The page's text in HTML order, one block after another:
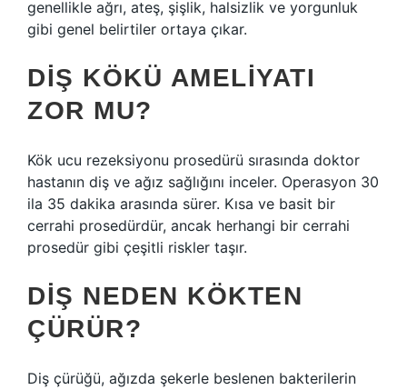
genellikle ağrı, ateş, şişlik, halsizlik ve yorgunluk
gibi genel belirtiler ortaya çıkar.
DIŞ KÖKÜ AMELIYATI
ZOR MU?
Kök ucu rezeksiyonu prosedürü sırasında doktor
hastanın diş ve ağız sağlığını inceler. Operasyon 30
ila 35 dakika arasında sürer. Kısa ve basit bir
cerrahi prosedürdür, ancak herhangi bir cerrahi
prosedür gibi çeşitli riskler taşır.
DIŞ NEDEN KÖKTEN
ÇÜRÜR?
Diş çürüğü, ağızda şekerle beslenen bakterilerin